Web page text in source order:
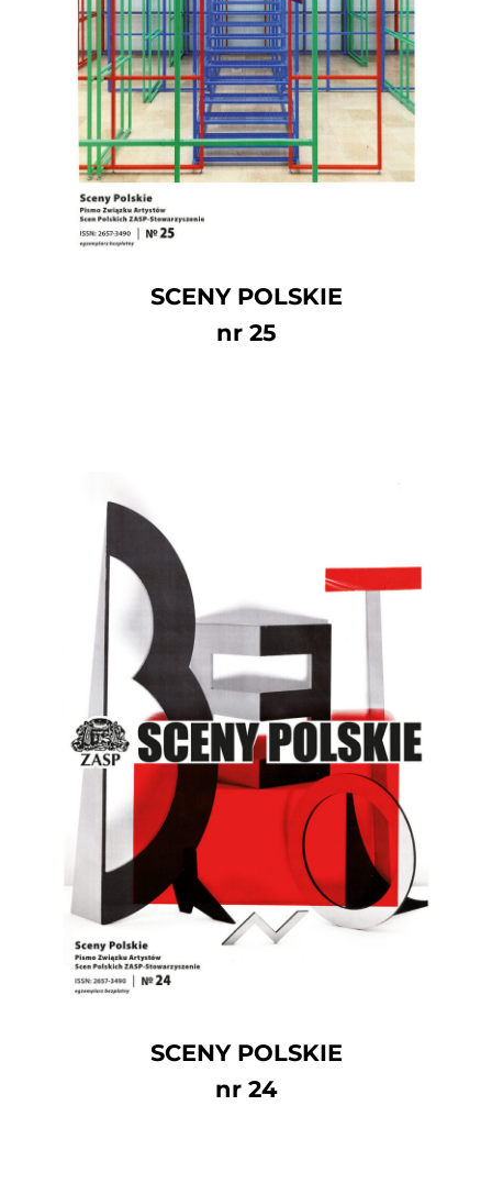
SCENY POLSKIE
nr 25
SCENY POLSKIE
nr 24